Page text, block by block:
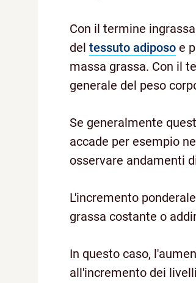
Con il termine
del tessuto adiposo e
massa grassa. Con il
generale del peso
Se generalmente
accade per esempio
osservare andamenti
L'incremento
grassa costante o
In questo caso,
all'incremento dei